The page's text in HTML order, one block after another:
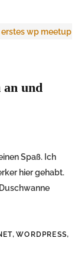
und
Spaß. Ich
hier gehabt.
,WORDPRESS,